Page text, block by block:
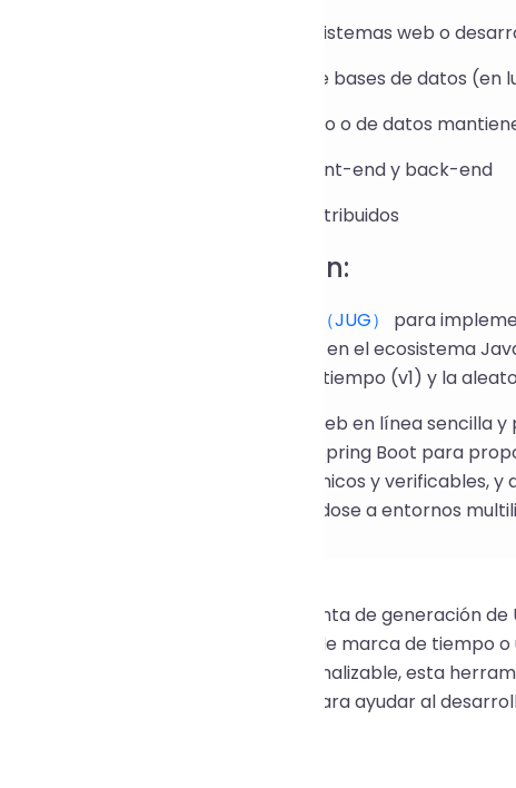
de tokens temporales en sistemas web o
de claves primarias de tablas de bases de datos
nomenclatura de archivos de registro o de datos
de solicitud de interfaz front-end y back-end
de transacción único en sistemas distribuidos
de implementación:
java-uuid-generator（JUG）
para
de generación de UUID reconocida en el ecosistema
de UUID, incluyendo la basada en tiempo (v1) y la
encapsulado en una herramienta web en línea sencilla
y autoridad, y combinándola con Spring Boot para
generados sean estandarizados, únicos y verificables,
extremadamente rápida, adaptándose a entornos
sea que esté buscando una herramienta de generación
únicos que admita UUID de marca de tiempo
lotes en línea con un formato personalizable, esta
seguro, eficiente y profesional para ayudar al